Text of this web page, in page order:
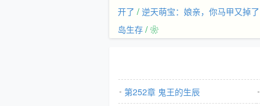
开了 / 逆天萌宝：娘亲，你马甲又掉了
岛生存 / ❀
第252章 鬼王的生辰